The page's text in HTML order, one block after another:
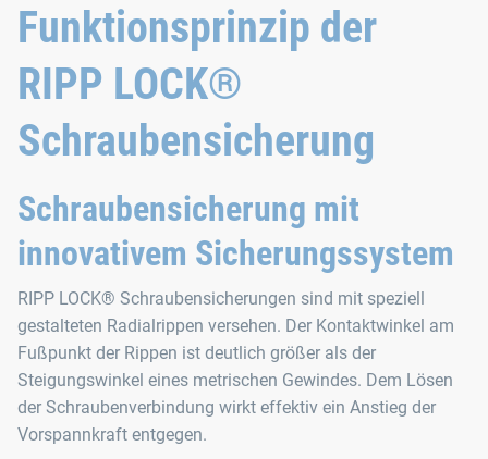
Funktionsprinzip der
RIPP LOCK®
Schraubensicherung
Schraubensicherung mit
innovativem Sicherungssystem
RIPP LOCK® Schraubensicherungen sind mit speziell
gestalteten Radialrippen versehen. Der Kontaktwinkel am
Fußpunkt der Rippen ist deutlich größer als der
Steigungswinkel eines metrischen Gewindes. Dem Lösen
der Schraubenverbindung wirkt effektiv ein Anstieg der
Vorspannkraft entgegen.